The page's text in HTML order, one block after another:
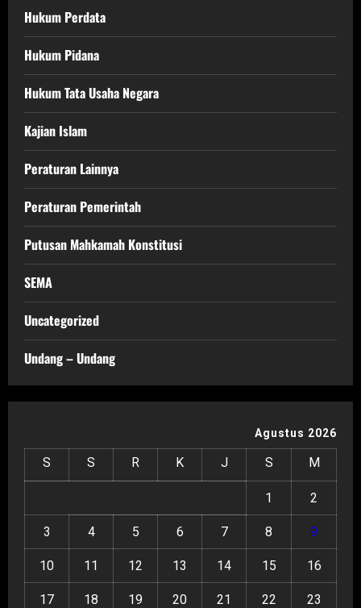
Hukum Perdata
Hukum Pidana
Hukum Tata Usaha Negara
Kajian Islam
Peraturan Lainnya
Peraturan Pemerintah
Putusan Mahkamah Konstitusi
SEMA
Uncategorized
Undang – Undang
Agustus 2026
S S R K J S M
1 2
3 4 5 6 7 8 9
10 11 12 13 14 15 16
17 18 19 20 21 22 23